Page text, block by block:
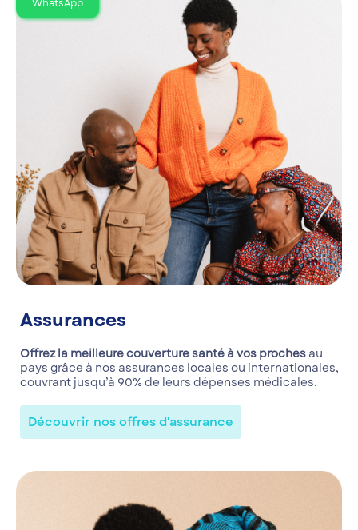
Assurances
Offrez la meilleure couverture santé à vos proches au
pays grâce à nos assurances locales ou internationales,
couvrant jusqu’à 90% de leurs dépenses médicales.
Découvrir nos offres d'assurance
WhatsApp